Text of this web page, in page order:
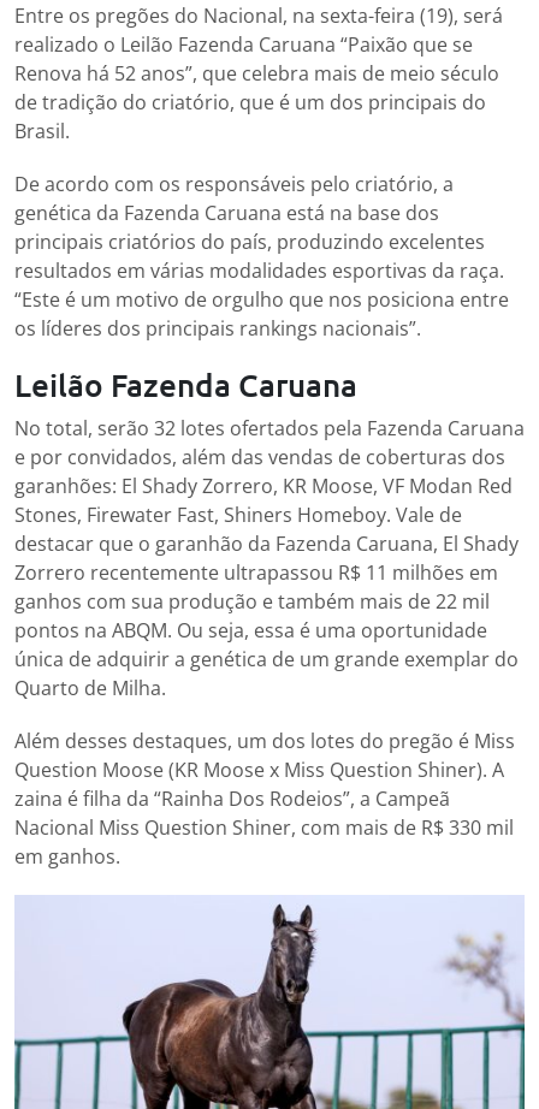
Entre os pregões do Nacional, na sexta-feira (19), será
realizado o Leilão Fazenda Caruana “Paixão que se
Renova há 52 anos”, que celebra mais de meio século
de tradição do criatório, que é um dos principais do
Brasil.
De acordo com os responsáveis pelo criatório, a
genética da Fazenda Caruana está na base dos
principais criatórios do país, produzindo excelentes
resultados em várias modalidades esportivas da raça.
“Este é um motivo de orgulho que nos posiciona entre
os líderes dos principais rankings nacionais”.
Leilão Fazenda Caruana
No total, serão 32 lotes ofertados pela Fazenda Caruana
e por convidados, além das vendas de coberturas dos
garanhões: El Shady Zorrero, KR Moose, VF Modan Red
Stones, Firewater Fast, Shiners Homeboy. Vale de
destacar que o garanhão da Fazenda Caruana, El Shady
Zorrero recentemente ultrapassou R$ 11 milhões em
ganhos com sua produção e também mais de 22 mil
pontos na ABQM. Ou seja, essa é uma oportunidade
única de adquirir a genética de um grande exemplar do
Quarto de Milha.
Além desses destaques, um dos lotes do pregão é Miss
Question Moose (KR Moose x Miss Question Shiner). A
zaina é filha da “Rainha Dos Rodeios”, a Campeã
Nacional Miss Question Shiner, com mais de R$ 330 mil
em ganhos.